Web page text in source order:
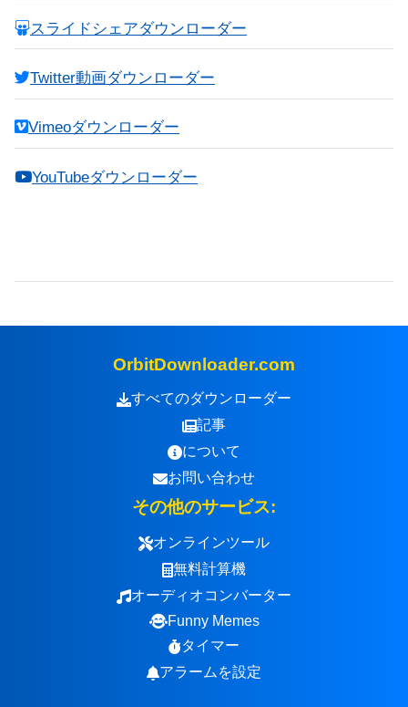
スライドシェアダウンローダー
Twitter動画ダウンローダー
Vimeoダウンローダー
YouTubeダウンローダー
OrbitDownloader.com
すべてのダウンローダー
記事
について
お問い合わせ
その他のサービス:
オンラインツール
無料計算機
オーディオコンバーター
Funny Memes
タイマー
アラームを設定